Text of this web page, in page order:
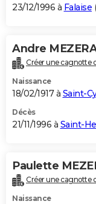
23/12/1996 à Falaise (
Andre
Créer une cagnotte
Naissance
18/02/1917 à Saint-
Décès
21/11/1996 à Saint-
Paulette
Créer une cagnotte
Naissance